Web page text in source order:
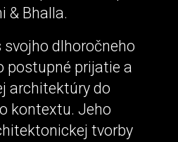
& Bhalla.
svojho dlhoročneho
postupné prijatie a
architektúry do
kontextu. Jeho
tvorby